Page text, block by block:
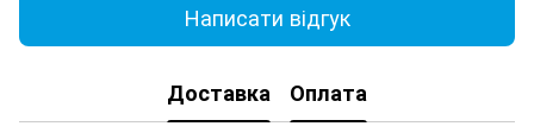
Написати відгук
Доставка Оплата